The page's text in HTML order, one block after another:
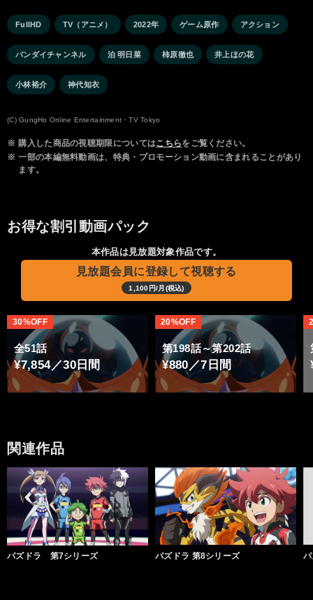
FullHD TV（アニメ） 2022年 ゲーム原作 アクション
バンダイチャンネル 泊 明日菜 柿原徹也 井上ほの花
小林裕介 神代知衣
(C) GungHo Online Entertainment・TV Tokyo
※ 購入した商品の視聴期限についてはこちらをご覧ください。
※ 一部の本編無料動画は、特典・プロモーション動画に含まれることがあり
ます。
お得な割引動画パック
本作品は見放題対象作品です。
見放題会員に登録して視聴する
1,100円/月(税込)
全51話
¥7,854／30日間
30%OFF
第198話～第202話
¥880／7日間
20%OFF
関連作品
パズドラ 第7シリーズ パズドラ 第8シリーズ